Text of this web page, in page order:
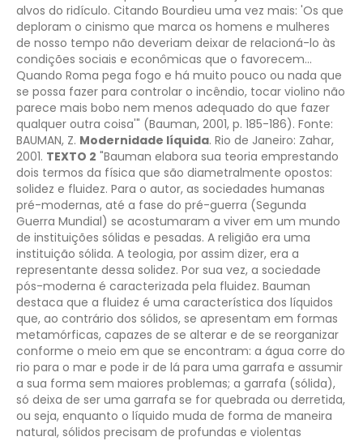
alvos do ridículo. Citando Bourdieu uma vez mais: 'Os que
deploram o cinismo que marca os homens e mulheres
de nosso tempo não deveriam deixar de relacioná-lo às
condições sociais e econômicas que o favorecem...
Quando Roma pega fogo e há muito pouco ou nada que
se possa fazer para controlar o incêndio, tocar violino não
parece mais bobo nem menos adequado do que fazer
qualquer outra coisa'" (Bauman, 2001, p. 185-186). Fonte:
BAUMAN, Z. Modernidade líquida. Rio de Janeiro: Zahar,
2001. TEXTO 2 "Bauman elabora sua teoria emprestando
dois termos da física que são diametralmente opostos:
solidez e fluidez. Para o autor, as sociedades humanas
pré-modernas, até a fase do pré-guerra (Segunda
Guerra Mundial) se acostumaram a viver em um mundo
de instituições sólidas e pesadas. A religião era uma
instituição sólida. A teologia, por assim dizer, era a
representante dessa solidez. Por sua vez, a sociedade
pós-moderna é caracterizada pela fluidez. Bauman
destaca que a fluidez é uma característica dos líquidos
que, ao contrário dos sólidos, se apresentam em formas
metamórficas, capazes de se alterar e de se reorganizar
conforme o meio em que se encontram: a água corre do
rio para o mar e pode ir de lá para uma garrafa e assumir
a sua forma sem maiores problemas; a garrafa (sólida),
só deixa de ser uma garrafa se for quebrada ou derretida,
ou seja, enquanto o líquido muda de forma de maneira
natural, sólidos precisam de profundas e violentas